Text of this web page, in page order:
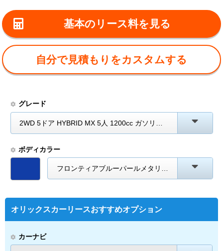
基本のリース料を見る
自分で見積もりをカスタムする
グレード
2WD 5ドア HYBRID MX 5人 1200cc ガソリン AT
ボディカラー
フロンティアブルーパールメタリック
オリックスカーリースおすすめオプション
カーナビ